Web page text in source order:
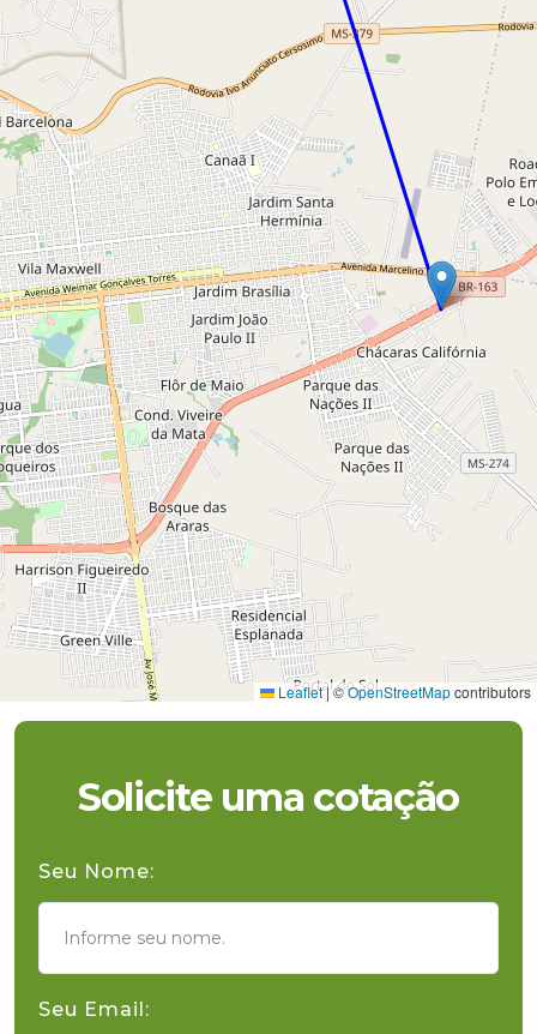
Leaflet|©OpenStreetMapcontributors
Solicite uma cotação
Seu Nome:
Seu Email: